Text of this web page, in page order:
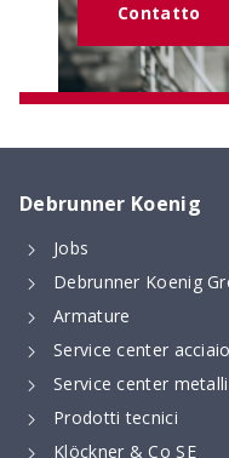
Contatto
Debrunner Koenig
Jobs
Debrunner Koenig
Armature
Service center acciaio
Service center metalli
Prodotti tecnici
Klöckner & Co SE